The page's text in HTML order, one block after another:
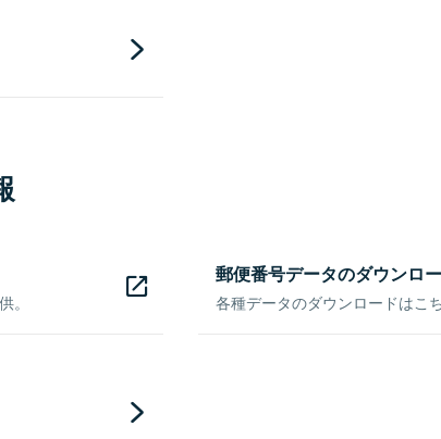
。
郵便番号データのダウンロ
各種データのダウンロードはこ